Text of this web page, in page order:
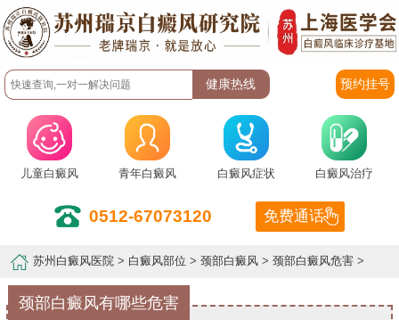
预约挂号
儿童白癜风 青年白癜风 白癜风症状 白癜风治疗
0512-67073120 免费通话
苏州白癜风医院 > 白癜风部位 >颈部白癜风 >颈部白癜风危害 >
颈部白癜风有哪些危害